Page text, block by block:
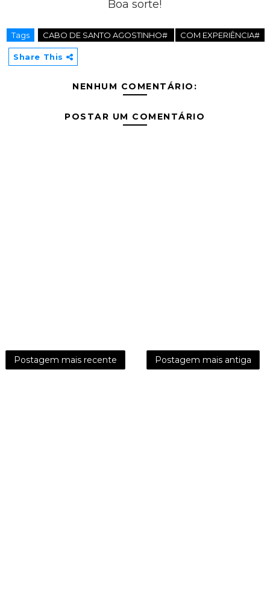
Boa sorte!
Tags CABO DE SANTO AGOSTINHO# COM EXPERIÊNCIA#
Share This
NENHUM COMENTÁRIO:
POSTAR UM COMENTÁRIO
Postagem mais recente Postagem mais antiga